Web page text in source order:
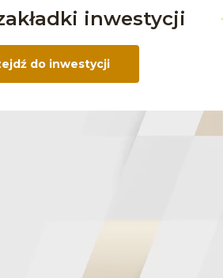
inwestycji
do inwestycji